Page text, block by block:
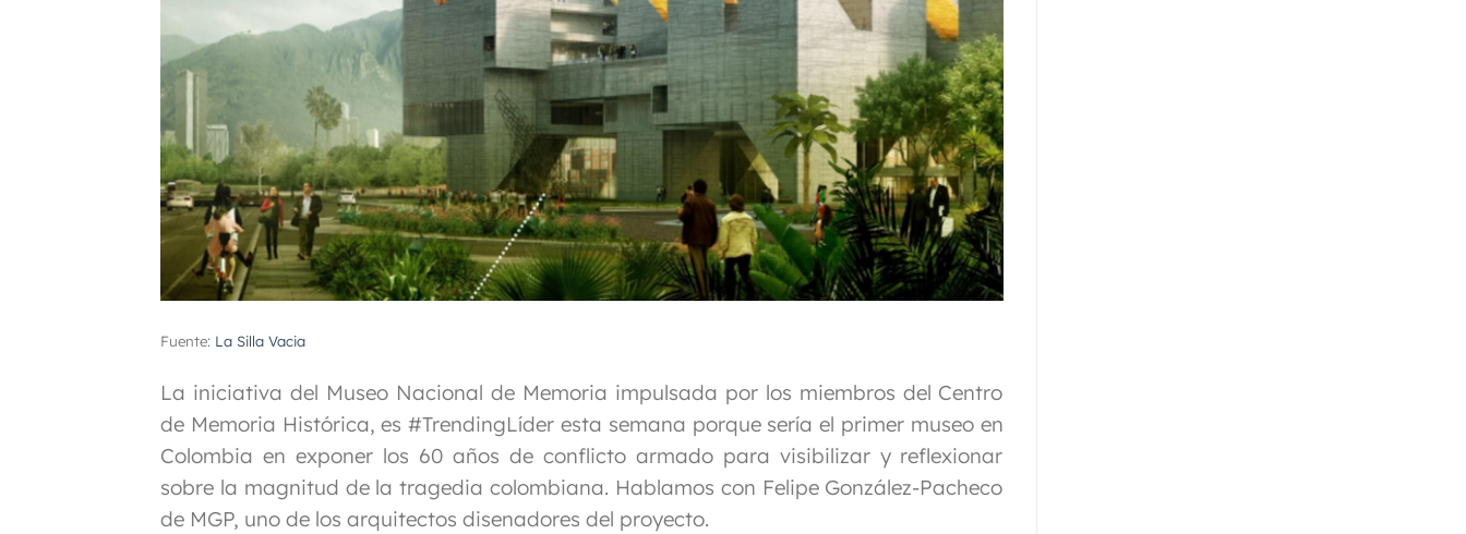
Fuente: La Silla Vacia
La iniciativa del Museo Nacional de Memoria impulsada por los miembros del Centro
de Memoria Histórica, es #TrendingLíder esta semana porque sería el primer museo en
Colombia en exponer los 60 años de conflicto armado para visibilizar y reflexionar
sobre la magnitud de la tragedia colombiana. Hablamos con Felipe González-Pacheco
de MGP, uno de los arquitectos disenadores del proyecto.